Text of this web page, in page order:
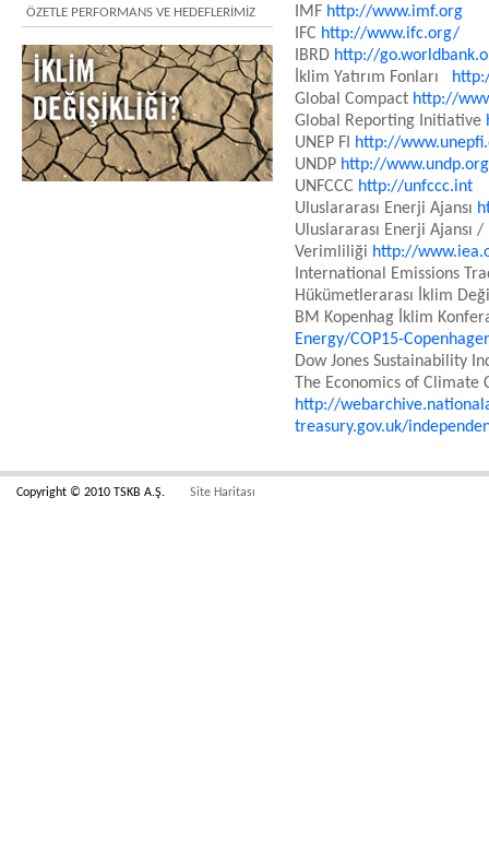
ÖZETLE PERFORMANS VE HEDEFLERİMİZ
IMF http://www.imf.org
IFC http://www.ifc.org/
IBRD http://
İklim Yatırım Fonları
Global Compact http://
Global Reporting Initiative
UNEP FI
http://
UNDP http://
UNFCCC http://unfccc.int
Uluslararası Enerji Ajansı
Uluslararası Enerji Ajansı
Verimliliği http://
International Emissions
Hükümetlerarası İklim
BM Kopenhag İklim
Energy/COP15-
Dow Jones Sustainability
The Economics of Climate
http://
treasury.gov.uk/
Copyright © 2010 TSKB A.Ş. Site Haritası